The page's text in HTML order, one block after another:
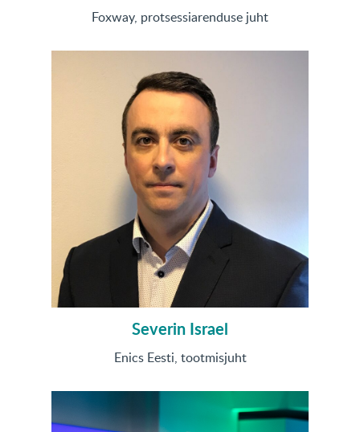
Foxway, protsessiarenduse juht
Severin Israel
Enics Eesti, tootmisjuht